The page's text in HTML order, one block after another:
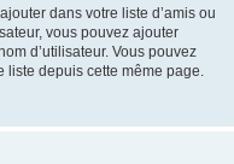
dans votre liste d’amis ou
vous pouvez ajouter
d’utilisateur. Vous pouvez
liste depuis cette même page.